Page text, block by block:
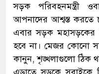
সড়ক পরিবহনমন্ত্রী
আপনাদের আশ্বস্ত করতে
এবার সড়ক মহাসড়কের
হবে না। মেজর কোনো
কানুন, শৃঙ্খলাগুলো ঠিক